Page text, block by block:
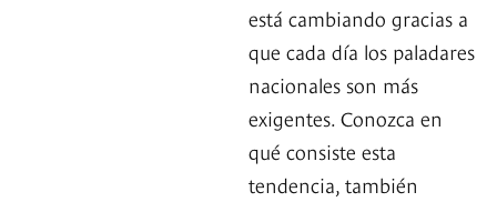
está cambiando gracias a
que cada día los paladares
nacionales son más
exigentes. Conozca en
qué consiste esta
tendencia, también